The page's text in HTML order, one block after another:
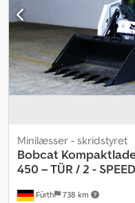
varme/ventilation,
TERRÆNDÆK (10 x 16,5
(uden skovl ca. 2.502 mm),
mm. Prisen er netto,
∗∗∗ FINANSIERING MULIG
TRANSPORT PÅ GODE
NETTOPRIS (!) ∗∗∗ Cjdpfsi
Fürth 738 km
Minilæsser - skridstyret
Bobcat
450 – TÜR / 2 - SPEED